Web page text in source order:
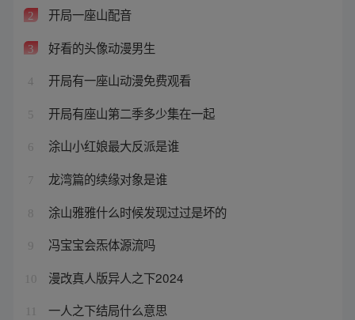
2 开局一座山配音
3 好看的头像动漫男生
4 开局有一座山动漫免费观看
5 开局有座山第二季多少集在一起
6 涂山小红娘最大反派是谁
7 龙湾篇的续缘对象是谁
8 涂山雅雅什么时候发现过过是坏的
9 冯宝宝会炁体源流吗
10 漫改真人版异人之下2024
一人之下结局什么意思